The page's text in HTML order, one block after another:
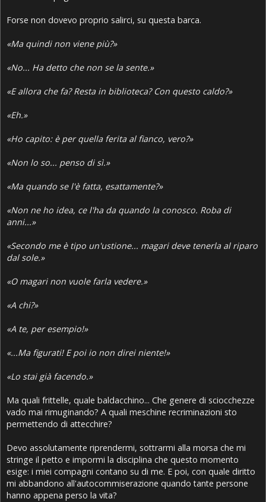
Forse non dovevo proprio salirci, su questa barca.
«Ma quindi non viene più?»
«No... Ha detto che non se la sente.»
«E allora che fa? Resta in biblioteca? Con questo caldo?»
«Eh.»
«Ho capito: è per quella ferita al fianco, vero?»
«Non lo so... penso di sì.»
«Ma quando se l'è fatta, esattamente?»
«Non ne ho idea, ce l'ha da quando la conosco. Roba di
anni...»
«Secondo me è tipo un'ustione... magari deve tenerla al riparo
dal sole.»
«O magari non vuole farla vedere.»
«A chi?»
«A te, per esempio!»
«...Ma figurati! E poi io non direi niente!»
«Lo stai già facendo.»
Ma quali frittelle, quale baldacchino... Che genere di sciocchezze
vado mai rimuginando? A quali meschine recriminazioni sto
permettendo di attecchire?
Devo assolutamente riprendermi, sottrarmi alla morsa che mi
stringe il petto e impormi la disciplina che questo momento
esige: i miei compagni contano su di me. E poi, con quale diritto
mi abbandono all'autocommiserazione quando tante persone
hanno appena perso la vita?